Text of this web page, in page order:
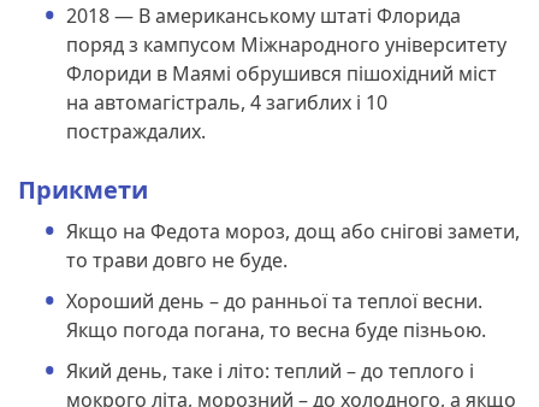
2018 — В американському штаті Флорида
поряд з кампусом Міжнародного університету
Флориди в Маямі обрушився пішохідний міст
на автомагістраль, 4 загиблих і 10
постраждалих.
Прикмети
Якщо на Федота мороз, дощ або снігові замети,
то трави довго не буде.
Хороший день – до ранньої та теплої весни.
Якщо погода погана, то весна буде пізньою.
Який день, таке і літо: теплий – до теплого і
мокрого літа, морозний – до холодного, а якщо